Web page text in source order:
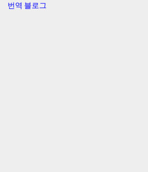
번역 블로그